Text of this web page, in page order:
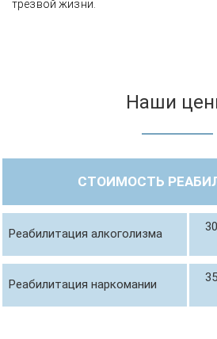
трезвой жизни.
Наши
СТОИМОСТЬ
Реабилитация алкоголизма
Реабилитация наркомании